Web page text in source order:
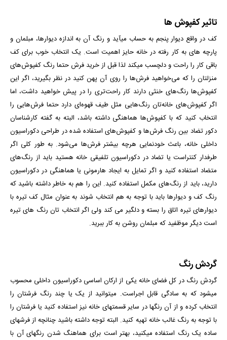
تاثیر کفپوش ها
کف در واقع دیوار پنجم به حساب می­آید و رنگ آن به اندازه دیوارها، مبلمان و
پارچه­ های به کار رفته در خانه حایز اهمیت است. یک انتخاب خوب برای کف
باقی کار را راحت و دلچسب می­کند لذا قبل از خرید فرش حتما رنگ کفپوش‌های
منزلتان را که می‌خواهید فرش‌ها را روی آن پهن کنید در نظر بگیرید، اگر این
کفپوش‌ها رنگ‌های خنثی دارند کار راحت‌تری را در پیش خواهید داشت، اما
اگر کفپوش‌های خانه‌تان رنگ‌هایی مثل طیف قهوه‌ای دارد حتما فرش‌هایی را
انتخاب کنید که با کفپوش‌ها هماهنگی داشته باشد، البته به گفته کارشناسان
دکور تضاد بین رنگ فرش‌ها و کفپوش‌های استفاده شده در طراحی دکوراسیون
داخلی خانه، باعث خودنمایی هرچه بیشتر فرش‌ها می‌شود. به طور کلی اگر
طرفدار کنتراست یا تضاد در دکوراسیون تلفیقی خانه هستید باید از رنگ‌های
متضاد استفاده کنید و اگر تمایل به ایجاد هارمونی یا هماهنگی در دکوراسیون
دارید، باید از رنگ‌های مکمل استفاده کنید. این را هم به خاطر داشته باشید که
رنگ کف و دیوارها باید با توجه به هم انتخاب شوند به عنوان مثال کف تیره با
دیوارهای تیره اتاق را بسته و دلگیر می کند ولی اگر انتخاب تان رنگ های تیره
است دیگر موظفید که مبلمان روشن به کار ببرید.
گردش رنگ
گردش رنگ در کل فضای خانه یکی از ارکان اساسی دکوراسیون داخلی محسوب
می­شود که به سادگی قابل اجراست. می­توانید از یک یا چند رنگ فرش­تان را
انتخاب کرده و از آن رنگ­ها در سایر قسمت­های خانه نیز استفاده کنید یا فرشتان را
با توجه به رنگ غالب خانه تهیه کنید. البته توجه داشته باشید چنانچه از فرش­های
ساده یک رنگ استفاده می­کنید، بهتر است برای هماهنگ شدن رنگ­های آن با